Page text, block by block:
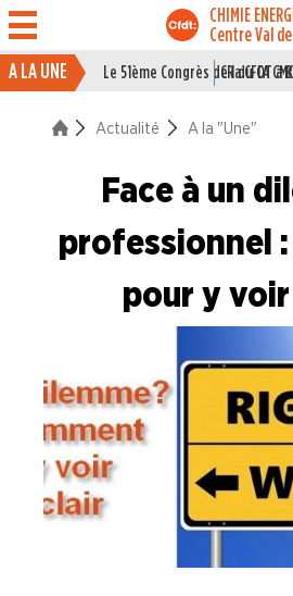
CHIMIE
Centre Val
ACTUALITÉ
La vie du Syndicat
Des branches professionne
A la "Une"
Syndicalisme HEBDO
Les extraits du Mag Fce
COVID 19
Les extraits du CFDT magazine
A LA UNE Le 51ème Congrès de la CFDT à
CR du CA
Actualité A la "Une"
Face à un
professionnel
pour y